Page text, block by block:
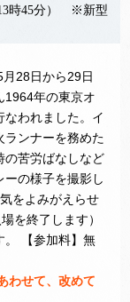
時45分） ※新型
28日から29日
1964年の東京オ
なわれました。イ
ランナーを務めた
の苦労ばなしなど
の様子を撮影し
をよみがえらせ
を終了します）
。 【参加料】無
わせて、改めて